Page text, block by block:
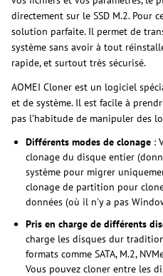
directement sur le SSD M.2. Pour
solution parfaite. Il permet de
système sans avoir à tout
rapide, et surtout très sécurisé.
AOMEI Cloner est un logiciel
et de système. Il est facile à
pas l’habitude de manipuler des
Différents modes de clonage :
clonage du disque entier
système pour migrer
clonage de partition pour
données (où il n'y a pas
Pris en charge de différents
charge les disques dur
formats comme SATA, M.2,
Vous pouvez cloner entre les